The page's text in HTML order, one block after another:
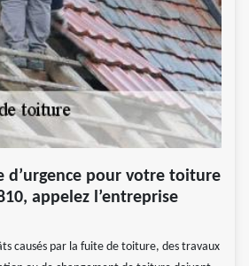
d’urgence pour votre toiture
appelez l’entreprise
causés par la fuite de toiture, des travaux